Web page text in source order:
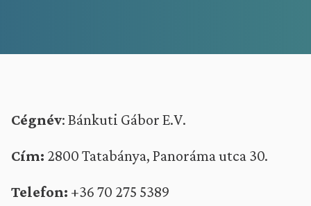
Cégnév: Bánkuti Gábor E.V.
Cím: 2800 Tatabánya, Panoráma utca 30.
Telefon: +36 70 275 5389